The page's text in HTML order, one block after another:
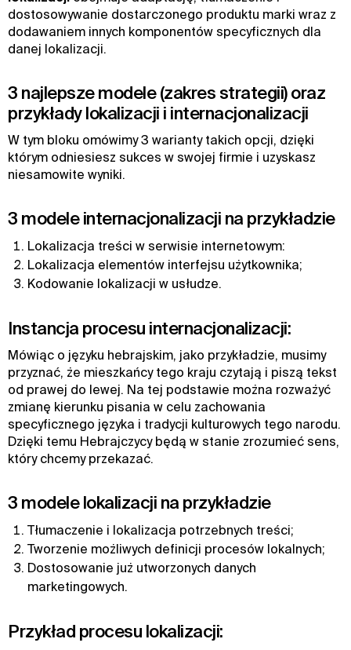
dostosowywanie dostarczonego produktu marki wraz z
dodawaniem innych komponentów specyficznych dla
danej lokalizacji.
3 najlepsze modele (zakres strategii) oraz
przykłady lokalizacji i internacjonalizacji
W tym bloku omówimy 3 warianty takich opcji, dzięki
którym odniesiesz sukces w swojej firmie i uzyskasz
niesamowite wyniki.
3 modele internacjonalizacji na przykładzie
Lokalizacja treści w serwisie internetowym:
Lokalizacja elementów interfejsu użytkownika;
Kodowanie lokalizacji w usłudze.
Instancja procesu internacjonalizacji:
Mówiąc o języku hebrajskim, jako przykładzie, musimy
przyznać, że mieszkańcy tego kraju czytają i piszą tekst
od prawej do lewej. Na tej podstawie można rozważyć
zmianę kierunku pisania w celu zachowania
specyficznego języka i tradycji kulturowych tego narodu.
Dzięki temu Hebrajczycy będą w stanie zrozumieć sens,
który chcemy przekazać.
3 modele lokalizacji na przykładzie
Tłumaczenie i lokalizacja potrzebnych treści;
Tworzenie możliwych definicji procesów lokalnych;
Dostosowanie już utworzonych danych
marketingowych.
Przykład procesu lokalizacji: